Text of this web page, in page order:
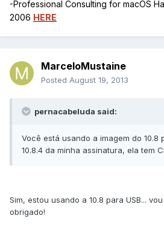
-Professional Consulting for macOS
2006 HERE
MarceloMustaine
Posted August 19, 2013
pernacabeluda said:
Você está usando a imagem do 10.8
10.8.4 da minha assinatura, ela tem
Sim, estou usando a 10.8 para USB...
obrigado!